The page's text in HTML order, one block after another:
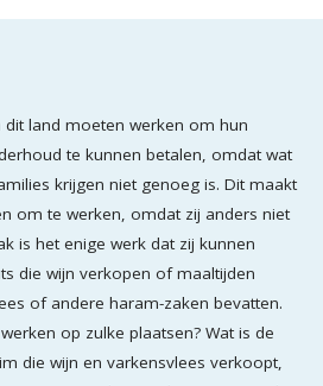
land moeten werken om hun
te kunnen betalen, omdat wat
krijgen niet genoeg is. Dit maakt
om te werken, omdat zij anders niet
is het enige werk dat zij kunnen
die wijn verkopen of maaltijden
of andere haram-zaken bevatten.
op zulke plaatsen? Wat is de
die wijn en varkensvlees verkoopt,